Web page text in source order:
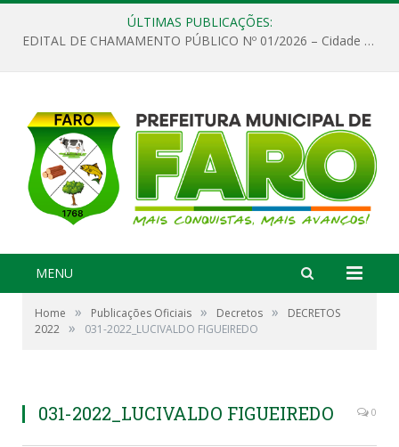
ÚLTIMAS PUBLICAÇÕES:
EDITAL DE CHAMAMENTO PÚBLICO Nº 01/2026 – Cidade de Faro
MENU
Home » Publicações Oficiais » Decretos »
DECRETOS
2022 » 031-2022_LUCIVALDO FIGUEIREDO
031-2022_LUCIVALDO FIGUEIREDO 0